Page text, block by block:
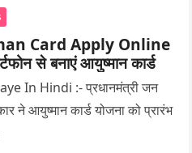
Card Apply Online
से बनाएं आयुष्मान कार्ड
In Hindi :- प्रधानमंत्री जन
ने आयुष्मान कार्ड योजना को प्रारंभ